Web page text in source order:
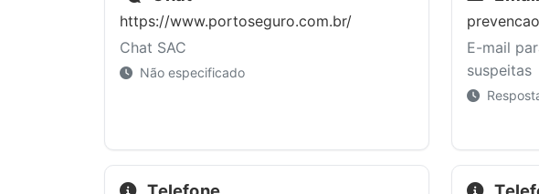
https://www.portoseguro.com.br/
Chat SAC
Não especificado
E-mail
suspeitas
Telefone